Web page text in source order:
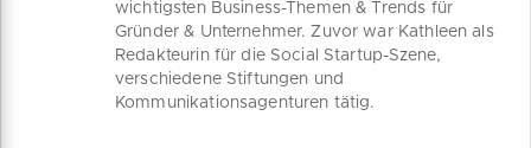
wichtigsten Business-Themen & Trends für
Gründer & Unternehmer. Zuvor war Kathleen als
Redakteurin für die Social Startup-Szene,
verschiedene Stiftungen und
Kommunikationsagenturen tätig.